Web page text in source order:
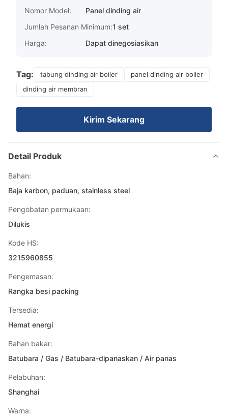
Nomor Model:
Panel dinding air
Jumlah Pesanan Minimum:1 set
Harga:
Dapat dinegosiasikan
Tag: tabung dinding air boiler
panel dinding air boiler
dinding air membran
Kirim Sekarang
Detail Produk
Bahan:
Baja karbon, paduan, stainless steel
Pengobatan permukaan:
Dilukis
Kode HS:
3215960855
Pengemasan:
Rangka besi packing
Tersedia:
Hemat energi
Bahan bakar:
Batubara / Gas / Batubara-dipanaskan / Air panas
Pelabuhan:
Shanghai
Warna: